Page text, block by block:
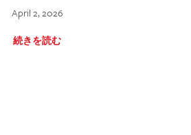
April 2, 2026
続きを読む